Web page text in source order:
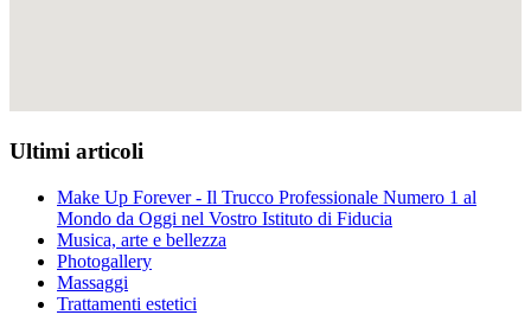
Ultimi articoli
Make Up Forever - Il Trucco Professionale Numero 1 al
Mondo da Oggi nel Vostro Istituto di Fiducia
Musica, arte e bellezza
Photogallery
Massaggi
Trattamenti estetici